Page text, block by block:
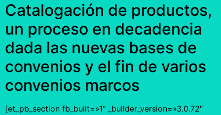
Catalogación de productos,
un proceso en decadencia
dada las nuevas bases de
convenios y el fin de varios
convenios marcos
[et_pb_section fb_built=»1″ _builder_version=»3.0.72″